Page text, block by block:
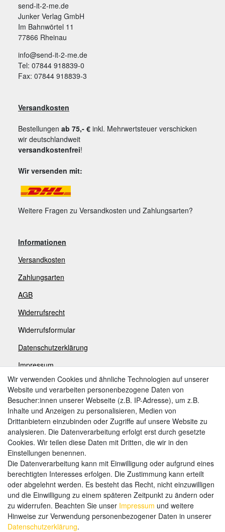
send-it-2-me.de
Junker Verlag GmbH
Im Bahnwörtel 11
77866 Rheinau
info@send-it-2-me.de
Tel: 07844 918839-0
Fax: 07844 918839-3
Versandkosten
Bestellungen ab 75,- € inkl. Mehrwertsteuer verschicken
wir deutschlandweit
versandkostenfrei!
Wir versenden mit:
Weitere Fragen zu Versandkosten und Zahlungsarten?
Informationen
Versandkosten
Zahlungsarten
AGB
Widerrufsrecht
Widerrufsformular
Datenschutzerklärung
Impressum
Zahlungsarten
Weitere Zahlungsarten:
Kauf auf Rechnung
Vorkasse
Hier sind wir
Wir verwenden Cookies und ähnliche Technologien auf unserer
Website und verarbeiten personenbezogene Daten von
Besucher:innen unserer Webseite (z.B. IP-Adresse), um z.B.
Inhalte und Anzeigen zu personalisieren, Medien von
Drittanbietern einzubinden oder Zugriffe auf unsere Website zu
analysieren. Die Datenverarbeitung erfolgt erst durch gesetzte
Cookies. Wir teilen diese Daten mit Dritten, die wir in den
Einstellungen benennen.
Die Datenverarbeitung kann mit Einwilligung oder aufgrund eines
berechtigten Interesses erfolgen. Die Zustimmung kann erteilt
oder abgelehnt werden. Es besteht das Recht, nicht einzuwilligen
und die Einwilligung zu einem späteren Zeitpunkt zu ändern oder
zu widerrufen. Beachten Sie unser Impressum und weitere
Hinweise zur Verwendung personenbezogener Daten in unserer
Daten­schutz­erklärung.